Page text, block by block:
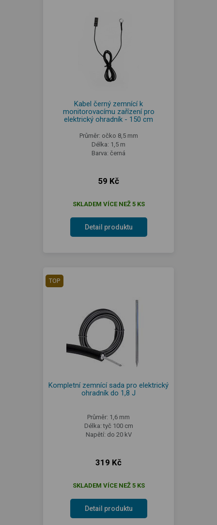
Kabel černý zemnící k
monitorovacímu zařízení pro
elektrický ohradník - 150 cm
Průměr: očko 8,5 mm
Délka: 1,5 m
Barva: černá
59 Kč
SKLADEM VÍCE NEŽ 5 KS
Detail produktu
TOP
Kompletní zemnící sada pro elektrický
ohradník do 1,8 J
Průměr: 1,6 mm
Délka: tyč 100 cm
Napětí: do 20 kV
319 Kč
SKLADEM VÍCE NEŽ 5 KS
Detail produktu